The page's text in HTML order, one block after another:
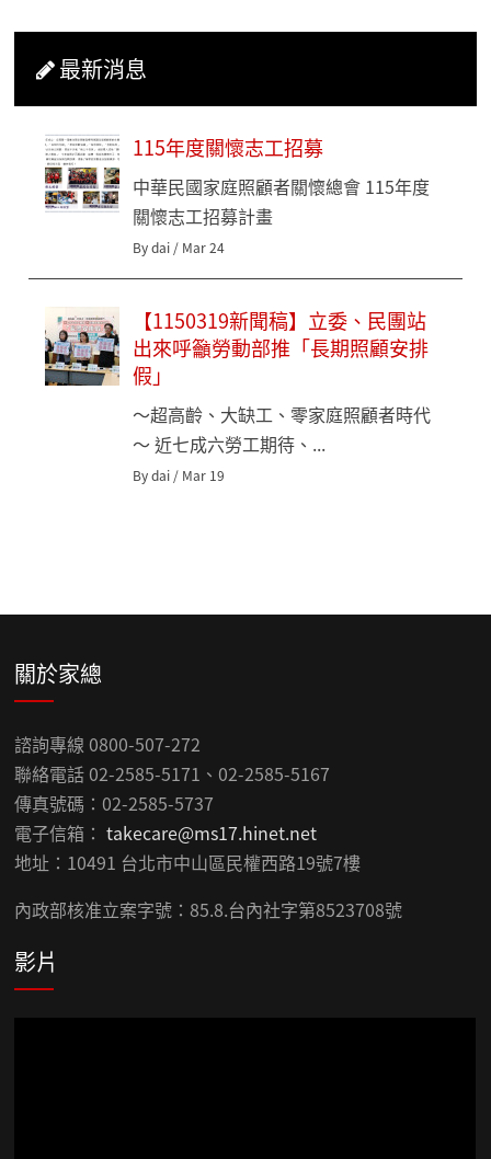
最新消息
115年度關懷志工招募
中華民國家庭照顧者關懷總會 115年度
關懷志工招募計畫
By dai / Mar 24
【1150319新聞稿】立委、民團站
出來呼籲勞動部推「長期照顧安排
假」
～超高齡、大缺工、零家庭照顧者時代
～ 近七成六勞工期待、...
By dai / Mar 19
關於家總
諮詢專線 0800-507-272
聯絡電話 02-2585-5171、02-2585-5167
傳真號碼：02-2585-5737
電子信箱：takecare@ms17.hinet.net
地址：10491 台北市中山區民權西路19號7樓
內政部核准立案字號：85.8.台內社字第8523708號
影片